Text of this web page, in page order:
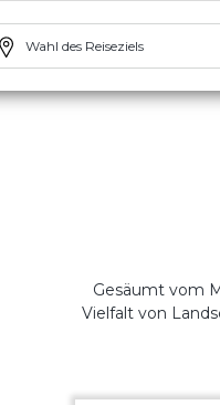
Wahl des Reiseziels
Gesäumt vom
Vielfalt von